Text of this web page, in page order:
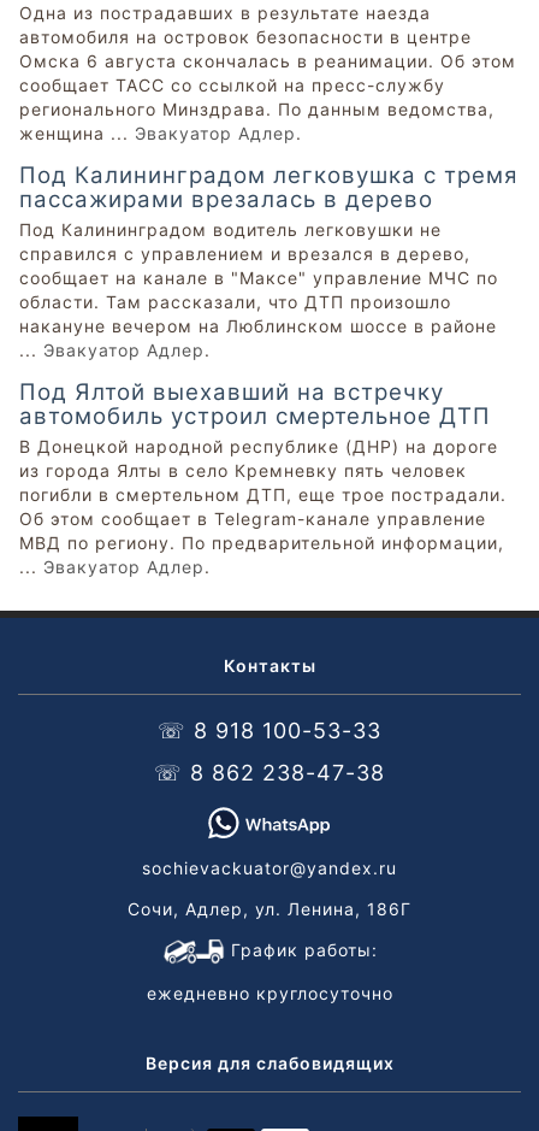
Одна из пострадавших в результате наезда
автомобиля на островок безопасности в центре
Омска 6 августа скончалась в реанимации. Об этом
сообщает ТАСС со ссылкой на пресс-службу
регионального Минздрава. По данным ведомства,
женщина ... Эвакуатор Адлер.
Под Калининградом легковушка с тремя
пассажирами врезалась в дерево
Под Калининградом водитель легковушки не
справился с управлением и врезался в дерево,
сообщает на канале в "Максе" управление МЧС по
области. Там рассказали, что ДТП произошло
накануне вечером на Люблинском шоссе в районе
... Эвакуатор Адлер.
Под Ялтой выехавший на встречку
автомобиль устроил смертельное ДТП
В Донецкой народной республике (ДНР) на дороге
из города Ялты в село Кремневку пять человек
погибли в смертельном ДТП, еще трое пострадали.
Об этом сообщает в Telegram-канале управление
МВД по региону. По предварительной информации,
... Эвакуатор Адлер.
Контакты
☏ 8 918 100-53-33
☏ 8 862 238-47-38
sochievackuator@yandex.ru
Сочи, Адлер, ул. Ленина, 186Г
График работы:
ежедневно круглосуточно
Версия для слабовидящих